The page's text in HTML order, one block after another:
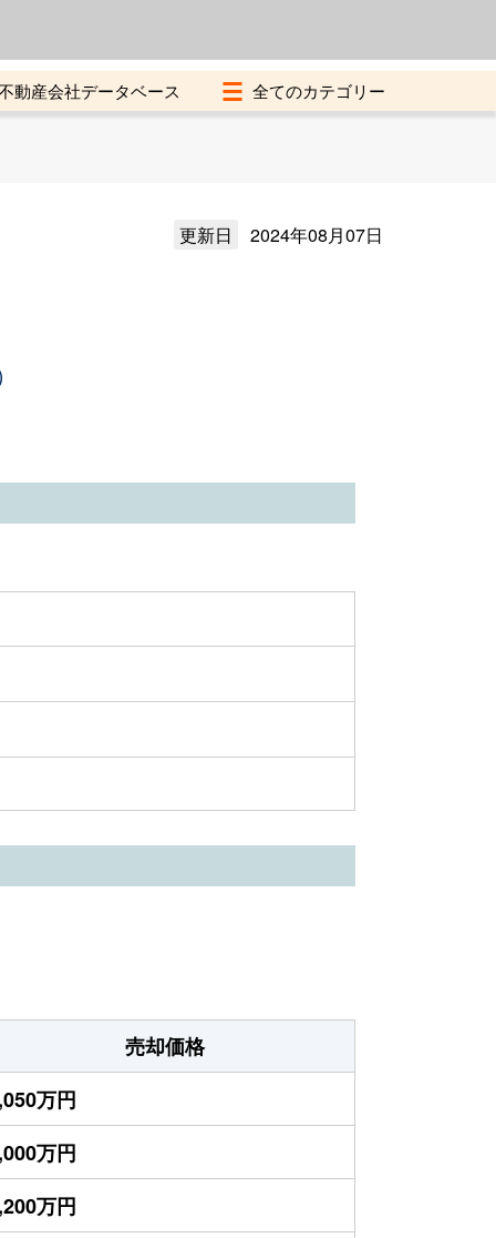
動産会社データベース
更新日 2024年08月07日
売却価格
万円
万円
万円